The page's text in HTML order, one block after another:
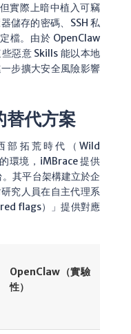
實際上暗中植入可竊
儲存的密碼、SSH 私
檔。由於 OpenClaw
惡意 Skills 能以本地
步擴大安全風險影響
替代方案
部拓荒時代（Wild
環境，iMBrace 提供
其平台架構建立於企
究人員在自主代理系
flags）」提供對應
OpenClaw（實驗
性）